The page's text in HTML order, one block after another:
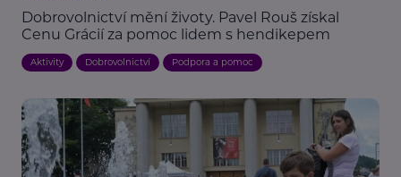
Dobrovolnictví mění životy. Pavel Rouš získal
Cenu Grácií za pomoc lidem s hendikepem
Aktivity Dobrovolnictví Podpora a pomoc